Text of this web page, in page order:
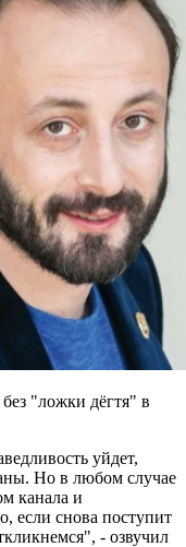
"ложки дёгтя" в
уйдет,
Но в любом случае
канала и
если снова поступит
- озвучил